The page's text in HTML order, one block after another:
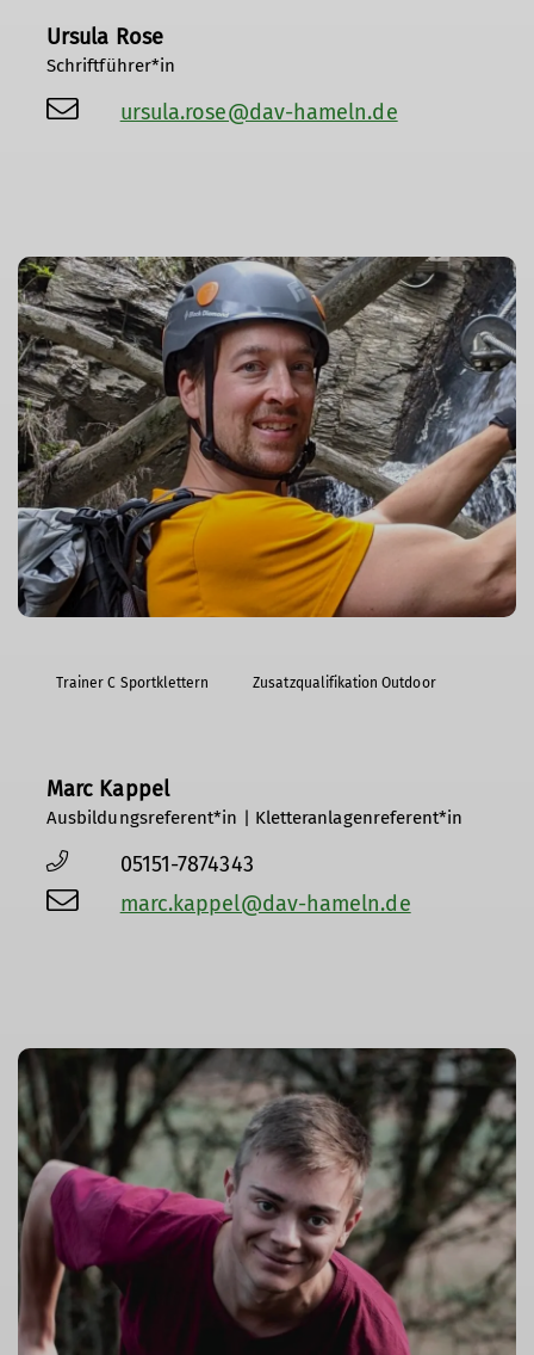
Ursula Rose
Schriftführer*in
ursula.rose@dav-hameln.de
Trainer C Sportklettern Zusatzqualifikation Outdoor
Marc Kappel
Ausbildungsreferent*in | Kletteranlagenreferent*in
05151-7874343
marc.kappel@dav-hameln.de